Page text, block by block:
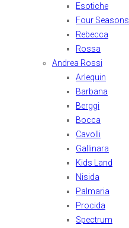
Esotiche
Four Seasons
Rebecca
Rossa
Andrea Rossi
Arlequin
Barbana
Berggi
Bocca
Cavolli
Gallinara
Kids Land
Nisida
Palmaria
Procida
Spectrum